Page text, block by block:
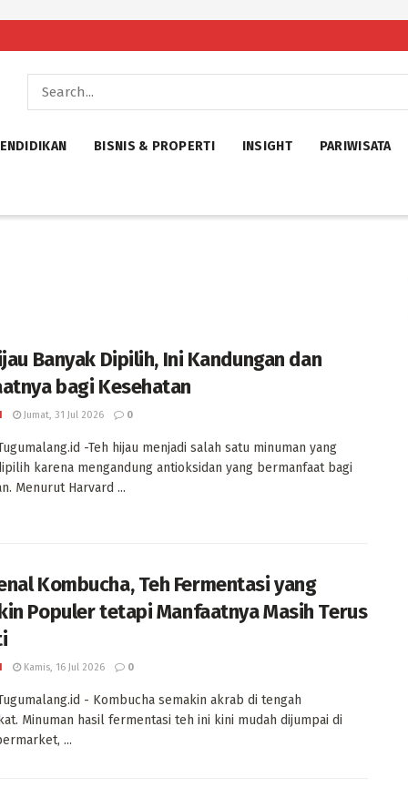
BISNIS & PROPERTI INSIGHT PARIWISATA
Banyak Dipilih, Ini Kandungan dan
bagi Kesehatan
Jumat, 31 Jul 2026 0
-Teh hijau menjadi salah satu minuman yang
karena mengandung antioksidan yang bermanfaat bagi
Menurut Harvard ...
Kombucha, Teh Fermentasi yang
Populer tetapi Manfaatnya Masih Terus
Kamis, 16 Jul 2026 0
- Kombucha semakin akrab di tengah
Minuman hasil fermentasi teh ini kini mudah dijumpai di
...